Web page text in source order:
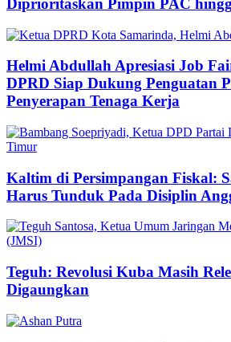
Diprioritaskan Pimpin PAC
Helmi Abdullah Apresiasi Job
DPRD Siap Dukung Penguatan
Penyerapan Tenaga Kerja
Kaltim di Persimpangan Fiskal:
Harus Tunduk Pada Disiplin
Teguh: Revolusi Kuba Masih
Digaungkan